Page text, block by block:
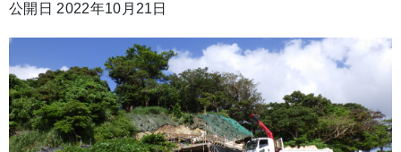
公開日 2022年10月21日